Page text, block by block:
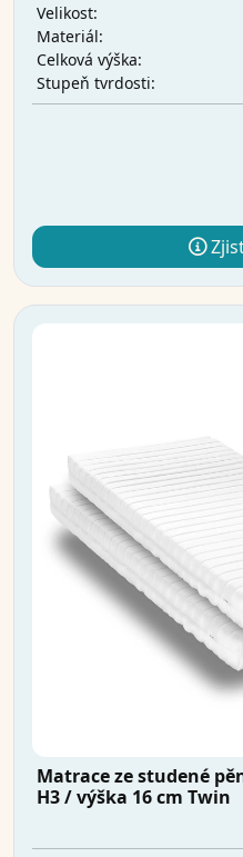
Velikost:
Materiál:
Celková výška:
Stupeň tvrdosti:
Matrace ze studené
H3 / výška 16 cm Twin